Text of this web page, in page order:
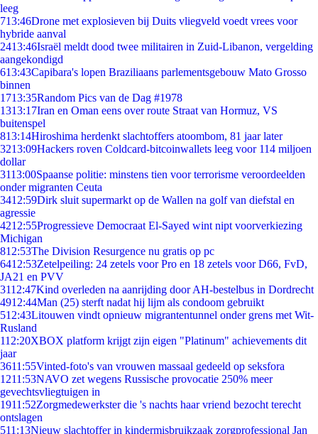
leeg
713:46Drone met explosieven bij Duits vliegveld voedt vrees voor
hybride aanval
2413:46Israël meldt dood twee militairen in Zuid-Libanon, vergelding
aangekondigd
613:43Capibara's lopen Braziliaans parlementsgebouw Mato Grosso
binnen
1713:35Random Pics van de Dag #1978
1313:17Iran en Oman eens over route Straat van Hormuz, VS
buitenspel
813:14Hiroshima herdenkt slachtoffers atoombom, 81 jaar later
3213:09Hackers roven Coldcard-bitcoinwallets leeg voor 114 miljoen
dollar
3113:00Spaanse politie: minstens tien voor terrorisme veroordeelden
onder migranten Ceuta
3412:59Dirk sluit supermarkt op de Wallen na golf van diefstal en
agressie
4212:55Progressieve Democraat El-Sayed wint nipt voorverkiezing
Michigan
812:53The Division Resurgence nu gratis op pc
6412:53Zetelpeiling: 24 zetels voor Pro en 18 zetels voor D66, FvD,
JA21 en PVV
3112:47Kind overleden na aanrijding door AH-bestelbus in Dordrecht
4912:44Man (25) sterft nadat hij lijm als condoom gebruikt
512:43Litouwen vindt opnieuw migrantentunnel onder grens met Wit-
Rusland
112:20XBOX platform krijgt zijn eigen "Platinum" achievements dit
jaar
3611:55Vinted-foto's van vrouwen massaal gedeeld op seksfora
1211:53NAVO zet wegens Russische provocatie 250% meer
gevechtsvliegtuigen in
1911:52Zorgmedewerkster die 's nachts haar vriend bezocht terecht
ontslagen
511:13Nieuw slachtoffer in kindermisbruikzaak zorgprofessional Jan